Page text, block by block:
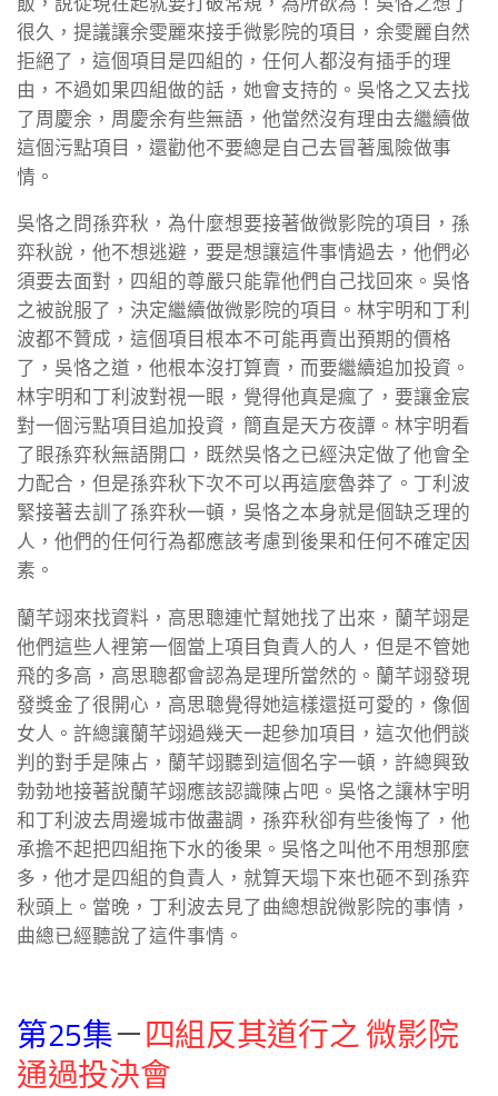
很久，提議讓余雯麗來接手微影院的項目，余雯麗自然
拒絕了，這個項目是四組的，任何人都沒有插手的理
由，不過如果四組做的話，她會支持的。吳恪之又去找
了周慶余，周慶余有些無語，他當然沒有理由去繼續做
這個污點項目，還勸他不要總是自己去冒著風險做事
情。
吳恪之問孫弈秋，為什麼想要接著做微影院的項目，孫
弈秋說，他不想逃避，要是想讓這件事情過去，他們必
須要去面對，四組的尊嚴只能靠他們自己找回來。吳恪
之被說服了，決定繼續做微影院的項目。林宇明和丁利
波都不贊成，這個項目根本不可能再賣出預期的價格
了，吳恪之道，他根本沒打算賣，而要繼續追加投資。
林宇明和丁利波對視一眼，覺得他真是瘋了，要讓金宸
對一個污點項目追加投資，簡直是天方夜譚。林宇明看
了眼孫弈秋無語開口，既然吳恪之已經決定做了他會全
力配合，但是孫弈秋下次不可以再這麼魯莽了。丁利波
緊接著去訓了孫弈秋一頓，吳恪之本身就是個缺乏理的
人，他們的任何行為都應該考慮到後果和任何不確定因
素。
蘭芊翊來找資料，高思聰連忙幫她找了出來，蘭芊翊是
他們這些人裡第一個當上項目負責人的人，但是不管她
飛的多高，高思聰都會認為是理所當然的。蘭芊翊發現
發獎金了很開心，高思聰覺得她這樣還挺可愛的，像個
女人。許總讓蘭芊翊過幾天一起參加項目，這次他們談
判的對手是陳占，蘭芊翊聽到這個名字一頓，許總興致
勃勃地接著說蘭芊翊應該認識陳占吧。吳恪之讓林宇明
和丁利波去周邊城市做盡調，孫弈秋卻有些後悔了，他
承擔不起把四組拖下水的後果。吳恪之叫他不用想那麼
多，他才是四組的負責人，就算天塌下來也砸不到孫弈
秋頭上。當晚，丁利波去見了曲總想說微影院的事情，
曲總已經聽說了這件事情。
第25集－ 四組反其道行之 微影院
通過投決會